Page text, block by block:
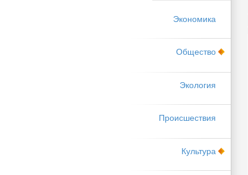
Экономика
Общество
Экология
Происшествия
Культура